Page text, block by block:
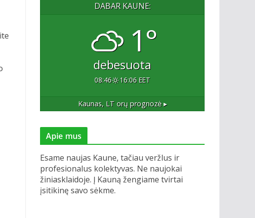
DABAR KAUNE:
1°
debesuota
08:46 16:06 EET
Kaunas, LTorų prognozė ▸
Apie mus
Esame naujas Kaune, tačiau veržlus ir
profesionalus kolektyvas. Ne naujokai
žiniasklaidoje. Į Kauną žengiame tvirtai
įsitikinę savo sėkme.